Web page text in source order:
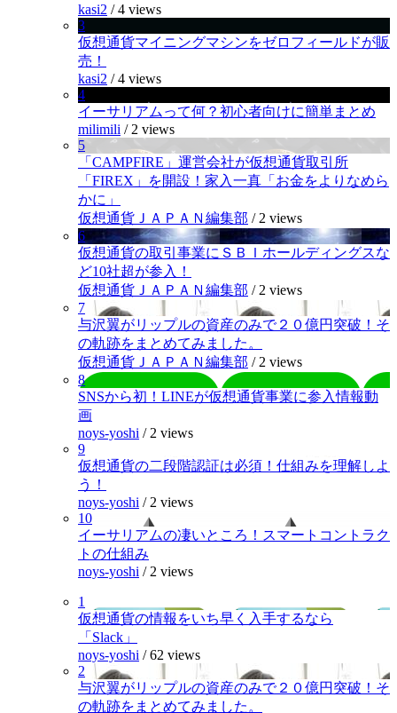
kasi2 /4 views
3
仮想通貨マイニングマシンをゼロフィールドが販
売！
kasi2 /4 views
4
イーサリアムって何？初心者向けに簡単まとめ
milimili / 2 views
5
「CAMPFIRE」運営会社が仮想通貨取引所
「FIREX」を開設！家入一真「お金をよりなめら
かに」
仮想通貨ＪＡＰＡＮ編集部 / 2 views
6
仮想通貨の取引事業にＳＢＩホールディングスな
ど10社超が参入！
仮想通貨ＪＡＰＡＮ編集部 / 2 views
7
与沢翼がリップルの資産のみで２０億円突破！そ
の軌跡をまとめてみました。
仮想通貨ＪＡＰＡＮ編集部 / 2 views
8
SNSから初！LINEが仮想通貨事業に参入情報動
画
noys-yoshi / 2 views
9
仮想通貨の二段階認証は必須！仕組みを理解しよ
う！
noys-yoshi / 2 views
10
イーサリアムの凄いところ！スマートコントラク
トの仕組み
noys-yoshi / 2 views
1
仮想通貨の情報をいち早く入手するなら
「Slack」
noys-yoshi /62 views
2
与沢翼がリップルの資産のみで２０億円突破！そ
の軌跡をまとめてみました。